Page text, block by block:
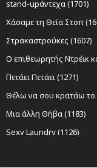
stand-upάντεχα (1701)
Χάσαμε τη Θεία Στοπ
Στρακαστρούκες (1607)
Ο επιθεωρητής Ντρέικ
Πετάει Πετάει (1271)
Θέλω να σου κρατάω το
Μια άλλη Θήβα (1183)
Sexy Laundry (1126)